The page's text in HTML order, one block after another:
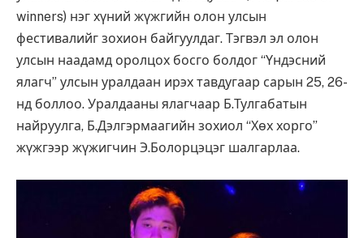
winners) нэг хүний жүжгийн олон улсын
фестивалийг зохион байгуулдаг. Тэгвэл эл олон
улсын наадамд оролцох босго болдог “Үндэсний
ялагч” улсын уралдаан ирэх тавдугаар сарын 25, 26-
нд боллоо. Уралдааны ялагчаар Б.Тулгабатын
найруулга, Б.Дэлгэрмаагийн зохиол “Хөх хорго”
жүжгээр жүжигчин Э.Болорцэцэг шалгарлаа.